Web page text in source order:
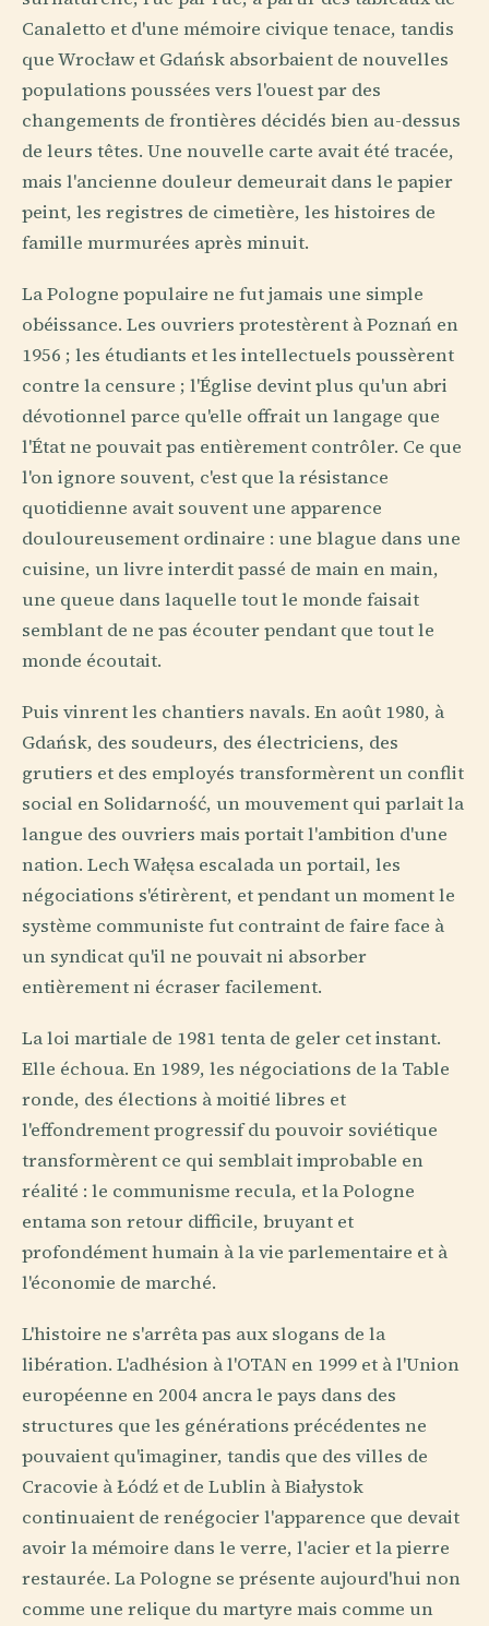
Canaletto et d'une mémoire civique tenace, tandis
que Wrocław et Gdańsk absorbaient de nouvelles
populations poussées vers l'ouest par des
changements de frontières décidés bien au-dessus
de leurs têtes. Une nouvelle carte avait été tracée,
mais l'ancienne douleur demeurait dans le papier
peint, les registres de cimetière, les histoires de
famille murmurées après minuit.
La Pologne populaire ne fut jamais une simple
obéissance. Les ouvriers protestèrent à Poznań en
1956 ; les étudiants et les intellectuels poussèrent
contre la censure ; l'Église devint plus qu'un abri
dévotionnel parce qu'elle offrait un langage que
l'État ne pouvait pas entièrement contrôler. Ce que
l'on ignore souvent, c'est que la résistance
quotidienne avait souvent une apparence
douloureusement ordinaire : une blague dans une
cuisine, un livre interdit passé de main en main,
une queue dans laquelle tout le monde faisait
semblant de ne pas écouter pendant que tout le
monde écoutait.
Puis vinrent les chantiers navals. En août 1980, à
Gdańsk, des soudeurs, des électriciens, des
grutiers et des employés transformèrent un conflit
social en Solidarność, un mouvement qui parlait la
langue des ouvriers mais portait l'ambition d'une
nation. Lech Wałęsa escalada un portail, les
négociations s'étirèrent, et pendant un moment le
système communiste fut contraint de faire face à
un syndicat qu'il ne pouvait ni absorber
entièrement ni écraser facilement.
La loi martiale de 1981 tenta de geler cet instant.
Elle échoua. En 1989, les négociations de la Table
ronde, des élections à moitié libres et
l'effondrement progressif du pouvoir soviétique
transformèrent ce qui semblait improbable en
réalité : le communisme recula, et la Pologne
entama son retour difficile, bruyant et
profondément humain à la vie parlementaire et à
l'économie de marché.
L'histoire ne s'arrêta pas aux slogans de la
libération. L'adhésion à l'OTAN en 1999 et à l'Union
européenne en 2004 ancra le pays dans des
structures que les générations précédentes ne
pouvaient qu'imaginer, tandis que des villes de
Cracovie à Łódź et de Lublin à Białystok
continuaient de renégocier l'apparence que devait
avoir la mémoire dans le verre, l'acier et la pierre
restaurée. La Pologne se présente aujourd'hui non
comme une relique du martyre mais comme un